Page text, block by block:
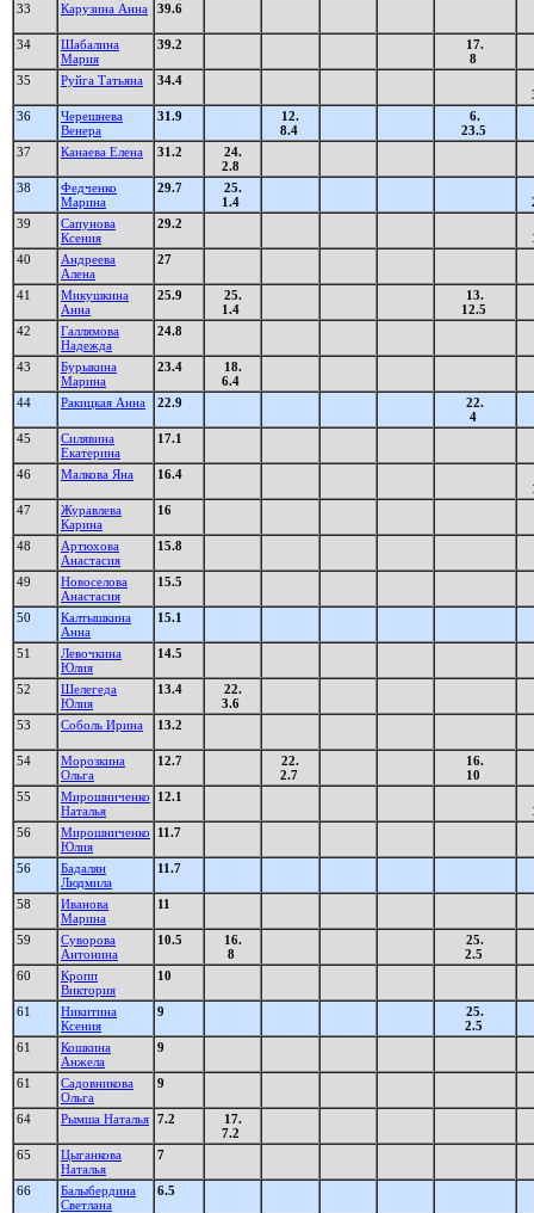
33
Карузина Анна 39.6
34
Шабалина
Мария
39.2
17.
8
35
Руйга Татьяна
34.4
36
Черешнева
Венера
31.9
12.
8.4
6.
23.5
37
Канаева Елена 31.2
24.
2.8
38
Федченко
Марина
29.7
25.
1.4
39
Сапунова
Ксения
29.2
40
Андреева
Алена
27
41
Микушкина
Анна
25.9
25.
1.4
13.
12.5
42
Галлямова
Надежда
24.8
43
Бурыкина
Марина
23.4
18.
6.4
44
Ракицкая Анна 22.9
22.
4
45
Силявина
Екатерина
17.1
46 Малкова Яна
16.4
47
Журавлева
Карина
16
48
Артюхова
Анастасия
15.8
49
Новоселова
Анастасия
15.5
50
Калтышкина
Анна
15.1
51
Левочкина
Юлия
14.5
52
Шелегеда
Юлия
13.4
22.
3.6
53
Соболь Ирина 13.2
54
Морозкина
Ольга
12.7
22.
2.7
16.
10
55
Мирошниченко
Наталья
12.1
56
Мирошниченко
Юлия
11.7
56
Бадалян
Людмила
11.7
58
Иванова
Марина
11
59
Суворова
Антонина
10.5
16.
8
25.
2.5
60
Кропп
Виктория
10
61
Никитина
Ксения
9
25.
2.5
61
Кошкина
Анжела
9
61
Садовникова
Ольга
9
64 Рымша Наталья 7.2
17.
7.2
65
Цыганкова
Наталья
7
66
Балыбердина
Светлана
6.5